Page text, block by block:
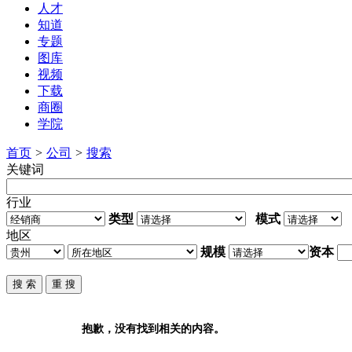
人才
知道
专题
图库
视频
下载
商圈
学院
首页 > 公司 > 搜索
关键词
行业
类型
模式
地区
规模
资本
抱歉，没有找到相关的内容。